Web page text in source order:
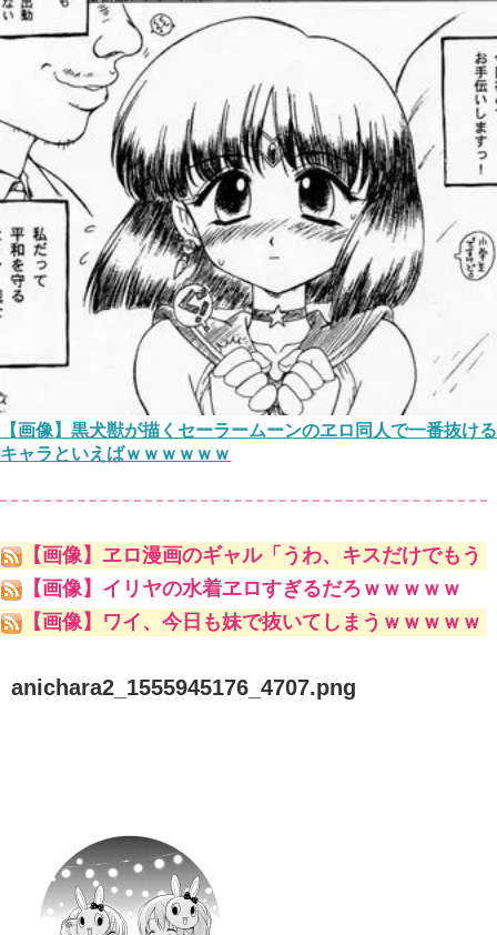
【画像】黒犬獣が描くセーラームーンのヱロ同人で一番抜ける
キャラといえばｗｗｗｗｗｗ
【画像】ヱロ漫画のギャル「うわ、キスだけでもう
こんな勃起してんじゃんｗ」
【画像】イリヤの水着ヱロすぎるだろｗｗｗｗｗ
【画像】ワイ、今日も妹で抜いてしまうｗｗｗｗｗ
anichara2_1555945176_4707.png